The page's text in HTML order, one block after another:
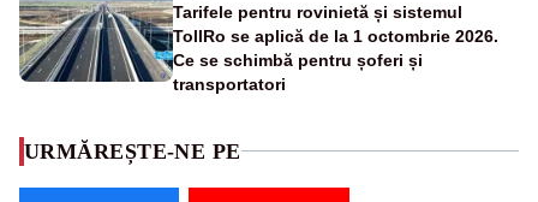
Tarifele pentru rovinietă și sistemul
TollRo se aplică de la 1 octombrie 2026.
Ce se schimbă pentru șoferi și
transportatori
URMĂREȘTE-NE PE